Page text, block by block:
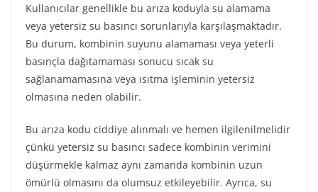
Kullanıcılar genellikle bu arıza koduyla su alamama
veya yetersiz su basıncı sorunlarıyla karşılaşmaktadır.
Bu durum, kombinin suyunu alamaması veya yeterli
basınçla dağıtamaması sonucu sıcak su
sağlanamamasına veya ısıtma işleminin yetersiz
olmasına neden olabilir.
Bu arıza kodu ciddiye alınmalı ve hemen ilgilenilmelidir
çünkü yetersiz su basıncı sadece kombinin verimini
düşürmekle kalmaz aynı zamanda kombinin uzun
ömürlü olmasını da olumsuz etkileyebilir. Ayrıca, su